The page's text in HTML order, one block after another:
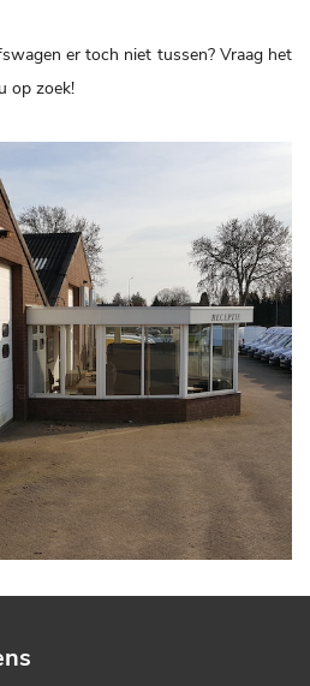
er toch niet tussen? Vraag het
op zoek!